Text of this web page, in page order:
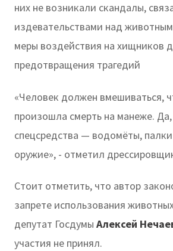
них не возникали скандалы,
издевательствами над
меры воздействия на хищников
предотвращения трагедий
«Человек должен вмешиваться,
произошла смерть на манеже.
спецсредства — водомёты,
оружие», - отметил
Стоит отметить, что автор
запрете использования
депутат Госдумы Алексей
участия не принял.